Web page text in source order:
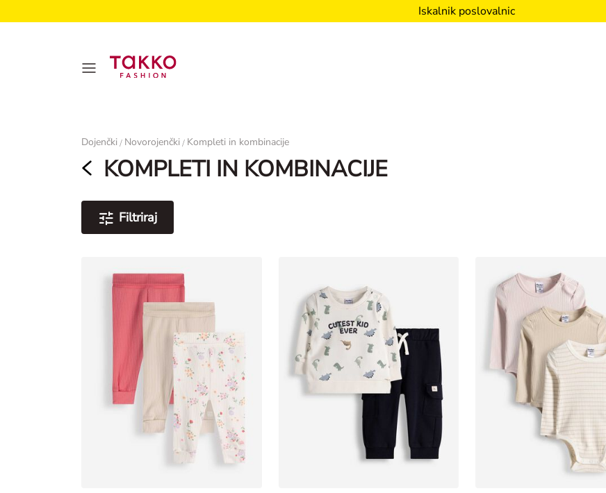
Iskalnik poslovalnic
Dojenčki / Novorojenčki / Kompleti in kombinacije
KOMPLETI IN KOMBINACIJE
Filtriraj